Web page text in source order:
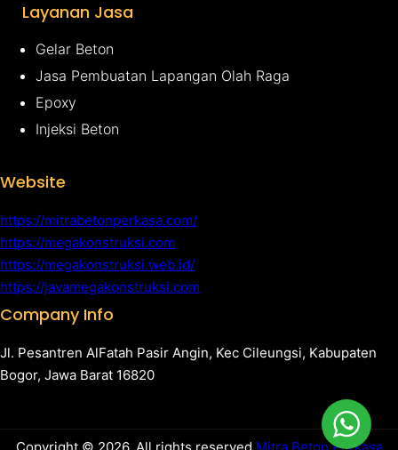
Layanan Jasa
Gelar Beton
Jasa Pembuatan Lapangan Olah Raga
Epoxy
Injeksi Beton
Website
https://mitrabetonperkasa.com/
https://megakonstruksi.com
https://megakonstruksi.web.id/
https://javamegakonstruksi.com
Company Info
Jl. Pesantren AlFatah Pasir Angin, Kec Cileungsi, Kabupaten
Bogor, Jawa Barat 16820